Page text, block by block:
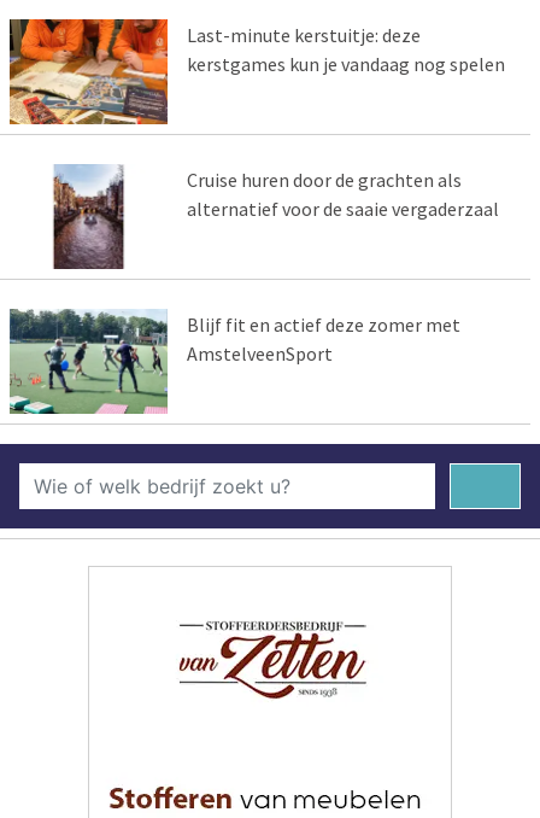
Last-minute kerstuitje: deze
kerstgames kun je vandaag nog spelen
Cruise huren door de grachten als
alternatief voor de saaie vergaderzaal
Blijf fit en actief deze zomer met
AmstelveenSport